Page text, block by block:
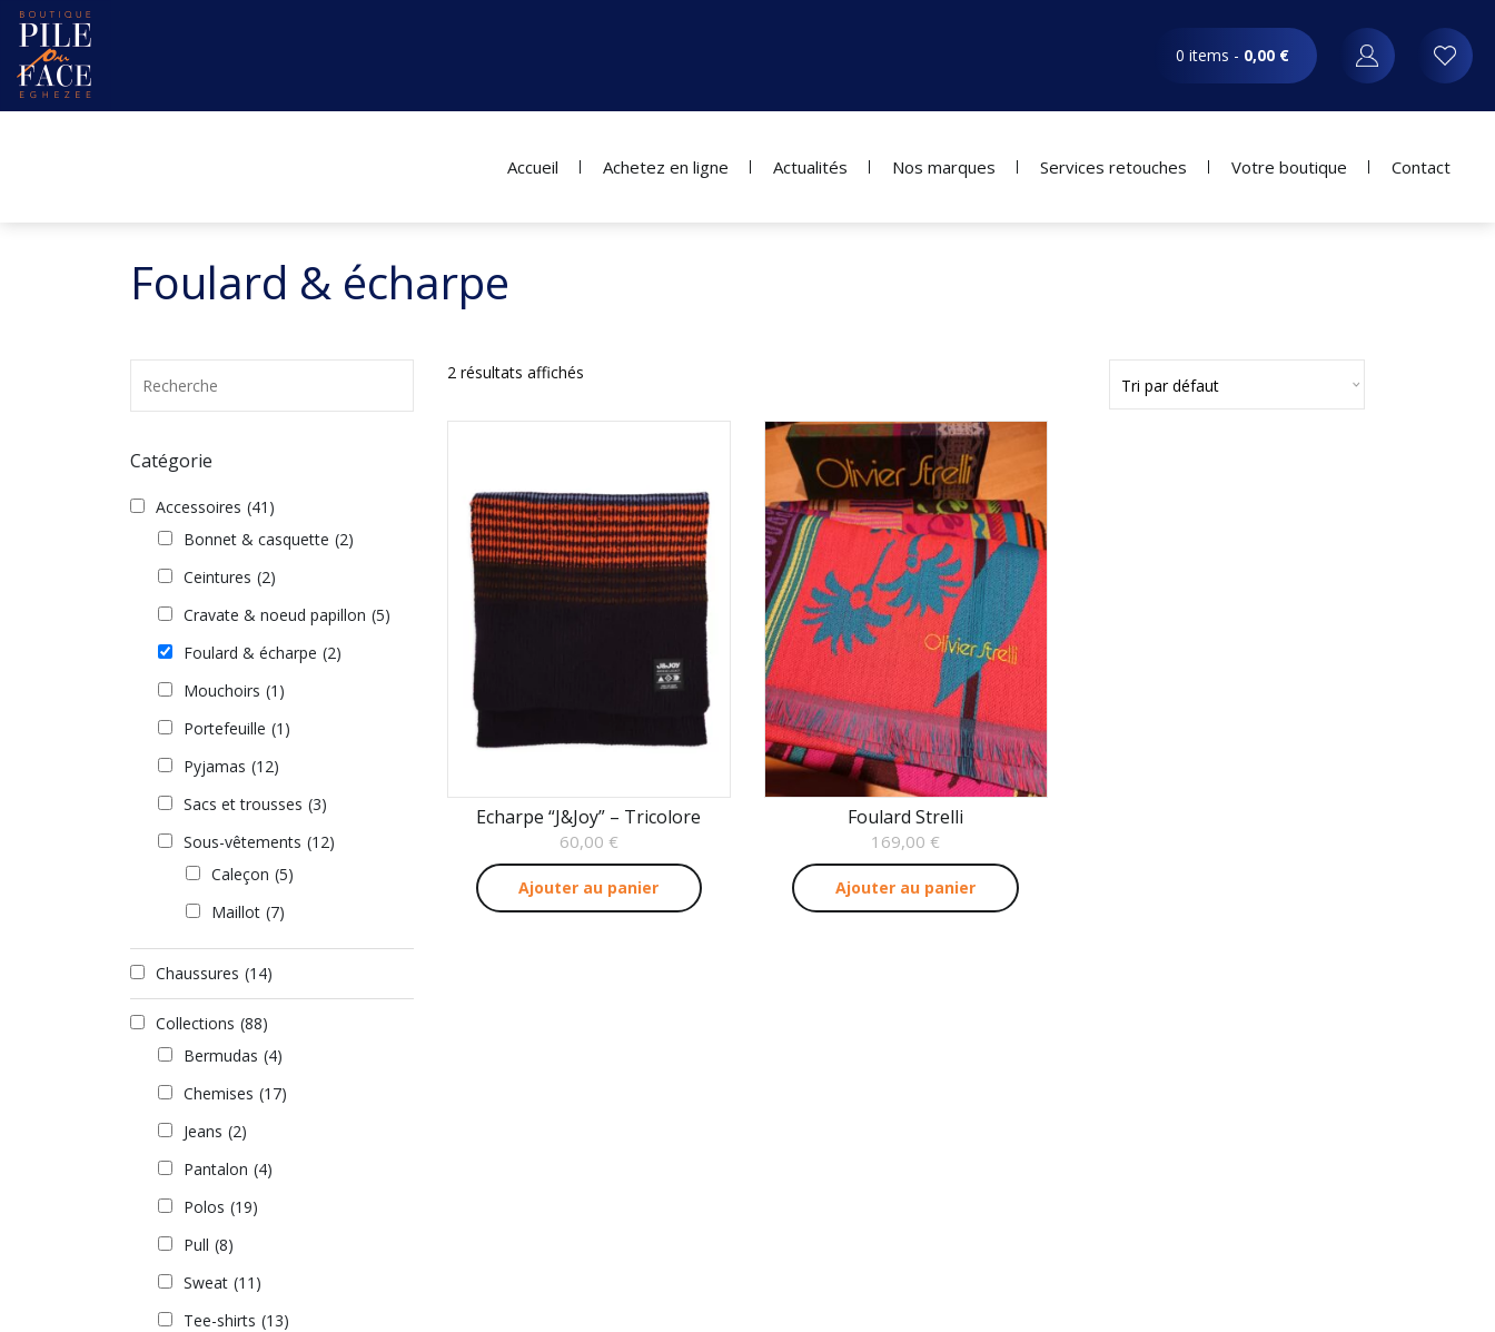
0 items - 0,00 €
Accueil Achetez en ligne Actualités Nos marques Services retouches Votre boutique Contact
Foulard & écharpe
Catégorie
Accessoires (41)
Bonnet & casquette (2)
Ceintures (2)
Cravate & noeud papillon (5)
Foulard & écharpe (2)
Mouchoirs (1)
Portefeuille (1)
Pyjamas (12)
Sacs et trousses (3)
Sous-vêtements (12)
Caleçon (5)
Maillot (7)
Chaussures (14)
Collections (88)
Bermudas (4)
Chemises (17)
Jeans (2)
Pantalon (4)
Polos (19)
Pull (8)
Sweat (11)
Tee-shirts (13)
2 résultats affichés
Echarpe “J&Joy” – Tricolore
60,00 €
Ajouter au panier
Foulard Strelli
169,00€
Ajouter au panier